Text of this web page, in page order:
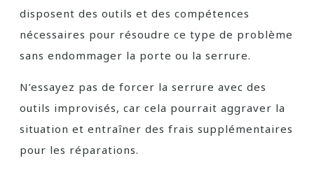
disposent des outils et des compétences
nécessaires pour résoudre ce type de problème
sans endommager la porte ou la serrure.
N’essayez pas de forcer la serrure avec des
outils improvisés, car cela pourrait aggraver la
situation et entraîner des frais supplémentaires
pour les réparations.